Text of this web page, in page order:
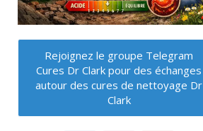
Rejoignez le groupe Telegram
Cures Dr Clark pour des échanges
autour des cures de nettoyage Dr
Clark